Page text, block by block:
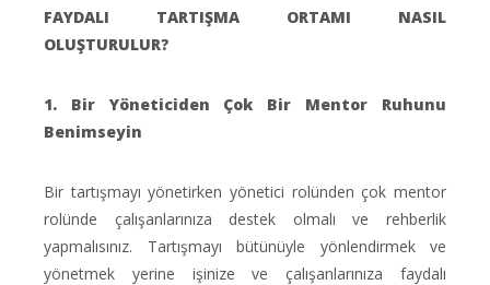
FAYDALI TARTIŞMA ORTAMI NASIL
OLUŞTURULUR?
1. Bir Yöneticiden Çok Bir Mentor Ruhunu
Benimseyin
Bir tartışmayı yönetirken yönetici rolünden çok mentor
rolünde çalışanlarınıza destek olmalı ve rehberlik
yapmalısınız. Tartışmayı bütünüyle yönlendirmek ve
yönetmek yerine işinize ve çalışanlarınıza faydalı